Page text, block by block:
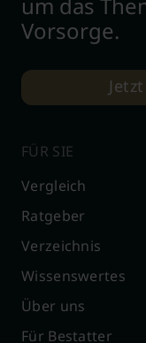
Vorsorge.
FÜR SIE
Vergleich
Ratgeber
Verzeichnis
Wissenswertes
Über uns
Für Bestatter